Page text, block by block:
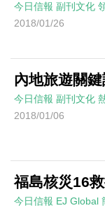
今日信報 副刊文化
2018/01/26
內地旅遊關鍵
今日信報 副刊文化
2018/01/06
福島核災16
今日信報 EJ Global